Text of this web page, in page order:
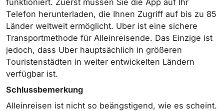
Telefon herunterladen, die Ihnen Zugriff auf bis zu 85
Länder weltweit ermöglicht. Uber ist eine sichere
Transportmethode für Alleinreisende. Das Einzige ist
jedoch, dass Uber hauptsächlich in größeren
Touristenstädten in weiter entwickelten Ländern
verfügbar ist.
Schlussbemerkung
Alleinreisen ist nicht so beängstigend, wie es scheint.